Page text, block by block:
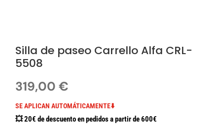
Silla de paseo Carrello Alfa CRL-
5508
319,00€
SE APLICAN AUTOMÁTICAMENTE⬇️
💥 20€ de descuento en pedidos a partir de 600€